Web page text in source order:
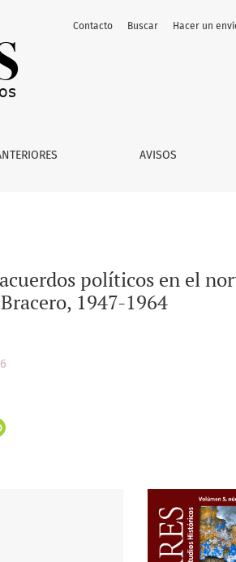
México. Los centros de contratación
AVISOS
Contacto Buscar Hacer un
políticos en el
1947-1964